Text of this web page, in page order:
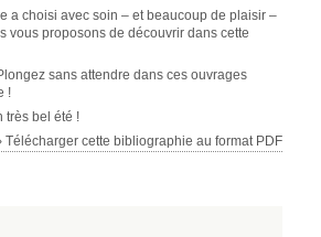
a choisi avec soin – et beaucoup de plaisir –
vous proposons de découvrir dans cette
sans attendre dans ces ouvrages
!
très bel été !
Télécharger cette bibliographie au format PDF